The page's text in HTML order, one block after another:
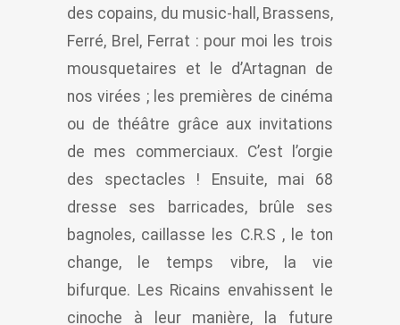
des copains, du music-hall, Brassens,
Ferré, Brel, Ferrat : pour moi les trois
mousquetaires et le d’Artagnan de
nos virées ; les premières de cinéma
ou de théâtre grâce aux invitations
de mes commerciaux. C’est l’orgie
des spectacles ! Ensuite, mai 68
dresse ses barricades, brûle ses
bagnoles, caillasse les C.R.S , le ton
change, le temps vibre, la vie
bifurque. Les Ricains envahissent le
cinoche à leur manière, la future